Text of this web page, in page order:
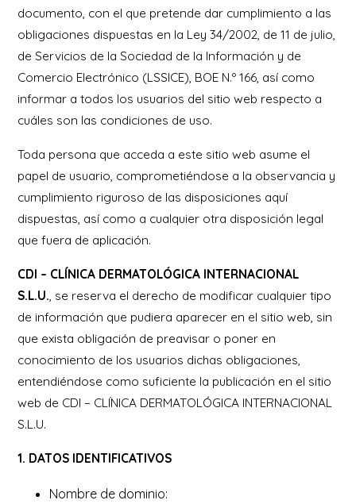
documento, con el que pretende dar cumplimiento a las
obligaciones dispuestas en la Ley 34/2002, de 11 de julio,
de Servicios de la Sociedad de la Información y de
Comercio Electrónico (LSSICE), BOE N.º 166, así como
informar a todos los usuarios del sitio web respecto a
cuáles son las condiciones de uso.
Toda persona que acceda a este sitio web asume el
papel de usuario, comprometiéndose a la observancia y
cumplimiento riguroso de las disposiciones aquí
dispuestas, así como a cualquier otra disposición legal
que fuera de aplicación.
CDI – CLÍNICA DERMATOLÓGICA INTERNACIONAL
S.L.U., se reserva el derecho de modificar cualquier tipo
de información que pudiera aparecer en el sitio web, sin
que exista obligación de preavisar o poner en
conocimiento de los usuarios dichas obligaciones,
entendiéndose como suficiente la publicación en el sitio
web de CDI – CLÍNICA DERMATOLÓGICA INTERNACIONAL
S.L.U.
1. DATOS IDENTIFICATIVOS
Nombre de dominio: